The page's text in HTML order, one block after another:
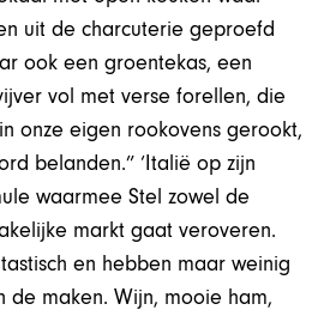
uit de charcuterie geproefd
ook een groentekas, een
vol met verse forellen, die
onze eigen rookovens gerookt,
belanden.” ‘Italië op zijn
waarmee Stel zowel de
markt gaat veroveren.
en hebben maar weinig
de maken. Wijn, mooie ham,